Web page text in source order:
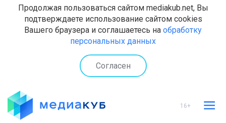
Продолжая пользоваться сайтом mediakub.net, Вы
подтверждаете использование сайтом cookies
Вашего браузера и соглашаетесь на обработку
персональных данных
Согласен
16+